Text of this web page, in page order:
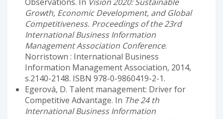
Growth, Economic Development, and Global
Competitiveness. Proceedings of the 23rd
International Business Information
Management Association Conference.
Norristown : International Business
Information Management Association, 2014,
s.2140-2148. ISBN 978-0-9860419-2-1.
Egerová, D. Talent management: Driver for
Competitive Advantage. In The 24 th
International Business Information